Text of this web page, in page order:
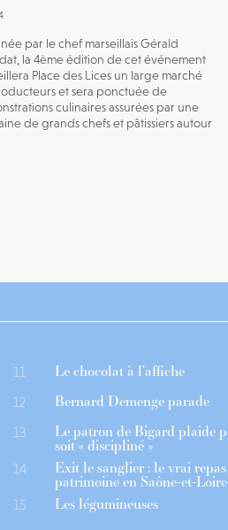
par le chef marseillais Gérald
la 4ème édition de cet événement
Place des Lices un large marché
et sera ponctuée de
culinaires assurées par une
de grands chefs et pâtissiers autour
11 Le chocolat à l’affiche
12 Bernard Demenge parade
13 Le patron de Bigard plaide
soit « discipliné »
14 Exit le sanglier : le vrai
patrimoine en Saône-et-Loire
15 Les légumineuses